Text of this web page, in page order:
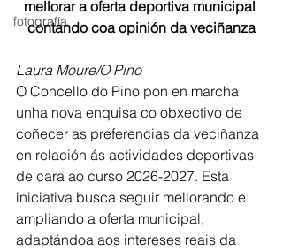
fotografía
mellorar a oferta deportiva municipal
contando coa opinión da veciñanza
Laura Moure/O Pino
O Concello do Pino pon en marcha
unha nova enquisa co obxectivo de
coñecer as preferencias da veciñanza
en relación ás actividades deportivas
de cara ao curso 2026-2027. Esta
iniciativa busca seguir mellorando e
ampliando a oferta municipal,
adaptándoa aos intereses reais da